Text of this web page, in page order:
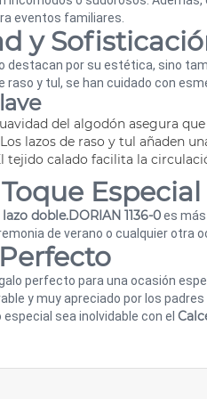
eventos familiares.
y
destacan por su estética, sino
raso y tul, se han cuidado con
del algodón asegura
Los lazos de raso y tul añaden
tejido calado facilita la
doble.DORIAN 1136-0es
de verano o cualquier
perfecto para una ocasión
y muy apreciado por los
sea inolvidable con el